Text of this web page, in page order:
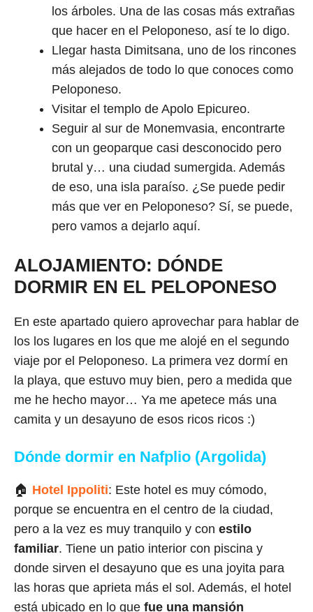
los árboles. Una de las cosas más extrañas
que hacer en el Peloponeso, así te lo digo.
Llegar hasta Dimitsana, uno de los rincones
más alejados de todo lo que conoces como
Peloponeso.
Visitar el templo de Apolo Epicureo.
Seguir al sur de Monemvasia, encontrarte
con un geoparque casi desconocido pero
brutal y… una ciudad sumergida. Además
de eso, una isla paraíso. ¿Se puede pedir
más que ver en Peloponeso? Sí, se puede,
pero vamos a dejarlo aquí.
ALOJAMIENTO: DÓNDE
DORMIR EN EL PELOPONESO
En este apartado quiero aprovechar para hablar de
los los lugares en los que me alojé en el segundo
viaje por el Peloponeso. La primera vez dormí en
la playa, que estuvo muy bien, pero a medida que
me he hecho mayor… Ya me apetece más una
camita y un desayuno de esos ricos ricos :)
Dónde dormir en Nafplio (Argolida)
🏠 Hotel Ippoliti: Este hotel es muy cómodo,
porque se encuentra en el centro de la ciudad,
pero a la vez es muy tranquilo y con estilo
familiar. Tiene un patio interior con piscina y
donde sirven el desayuno que es una joyita para
las horas que aprieta más el sol. Además, el hotel
está ubicado en lo que fue una mansión